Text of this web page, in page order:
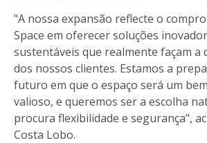
"A nossa expansão reflecte o
Space em oferecer soluções
sustentáveis que realmente façam a
dos nossos clientes. Estamos a
futuro em que o espaço será um
valioso, e queremos ser a escolha
procura flexibilidade e segurança",
Costa Lobo.